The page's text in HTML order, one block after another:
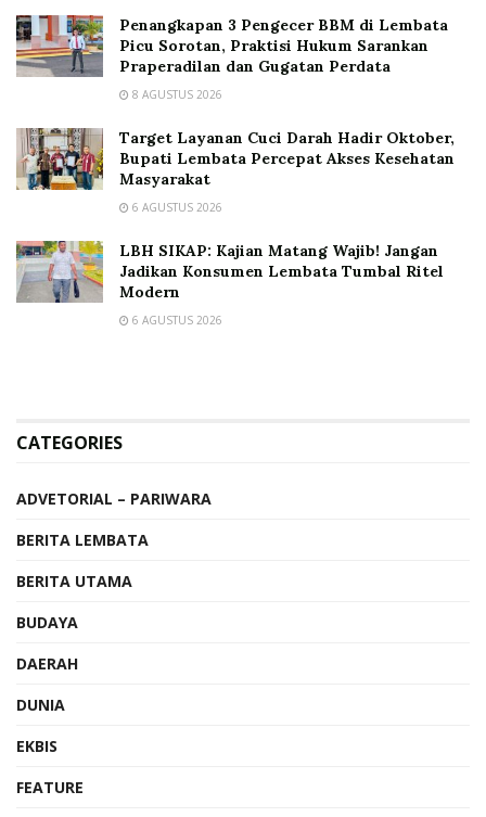
Penangkapan 3 Pengecer BBM di Lembata
Picu Sorotan, Praktisi Hukum Sarankan
Praperadilan dan Gugatan Perdata
8 AGUSTUS 2026
Target Layanan Cuci Darah Hadir Oktober,
Bupati Lembata Percepat Akses Kesehatan
Masyarakat
6 AGUSTUS 2026
LBH SIKAP: Kajian Matang Wajib! Jangan
Jadikan Konsumen Lembata Tumbal Ritel
Modern
6 AGUSTUS 2026
CATEGORIES
ADVETORIAL – PARIWARA
BERITA LEMBATA
BERITA UTAMA
BUDAYA
DAERAH
DUNIA
EKBIS
FEATURE